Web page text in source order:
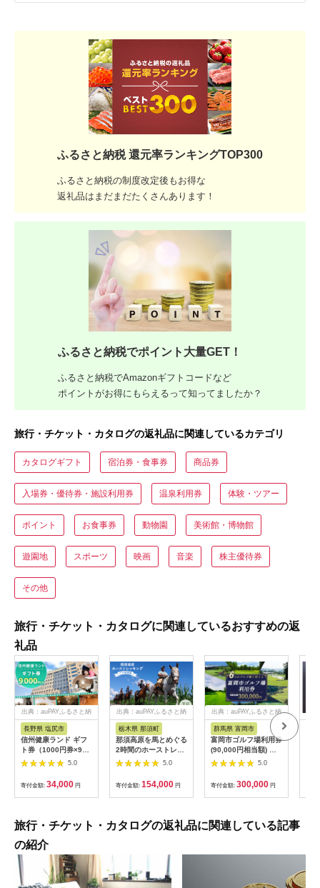
ふるさと納税 還元率ランキングTOP300
ふるさと納税の制度改定後もお得な
返礼品はまだまだたくさんあります！
ふるさと納税でポイント大量GET！
ふるさと納税でAmazonギフトコードなど
ポイントがお得にもらえるって知ってましたか？
旅行・チケット・カタログの返礼品に関連しているカテゴリ
カタログギフト 宿泊券・食事券 商品券
入場券・優待券・施設利用券 温泉利用券 体験・ツアー
ポイント お食事券 動物園 美術館・博物館
遊園地 スポーツ 映画 音楽 株主優待券
その他
旅行・チケット・カタログに関連しているおすすめの返
礼品
出典：auPAYふるさと納
税
長野県 塩尻市
信州健康ランド ギフ
ト券（1000円券×9
枚） | 信州健康ランド
サウナ 大浴場 ボディ
ケア リラクゼーショ
ン 施設 宿泊 家族連れ
長野県 塩尻市
5.0
寄付金額: 34,000 円
出典：auPAYふるさと納
税
栃木県 那須町
那須高原を馬とめぐる
2時間のホーストレッ
キング 外乗ペア利用
券【平日限定】チケッ
ト 利用券 ペア 体験
乗馬 初心者歓迎〔P-
100〕
5.0
寄付金額: 154,000 円
出典：auPAYふるさと納
群馬県 富岡市
富岡市ゴルフ場利用券
(90,000円相当額) ゴ
ルフ チケット 平日 土
日 祝日 プレー券 関東
群馬県 首都圏 F20E-
350
5.0
寄付金額: 300,000 円
旅行・チケット・カタログの返礼品に関連している記事
の紹介